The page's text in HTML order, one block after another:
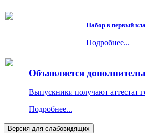
Набор в первый
Подробнее...
Объявляется
Выпускники получают аттестат
Подробнее...